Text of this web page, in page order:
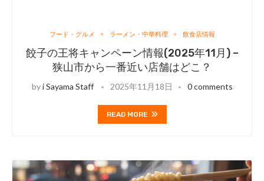
フード・グルメ ラーメン・中華料理 飲食店情報
餃子の王将キャンペーン情報(2025年11月) –
狭山市から一番近い店舗はどこ？
byi Sayama Staff 2025年11月18日 0 comments
READ MORE